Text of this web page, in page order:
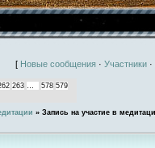
[ Новые сообщения · Участники ·
263 … 578 579
» Запись на участие в